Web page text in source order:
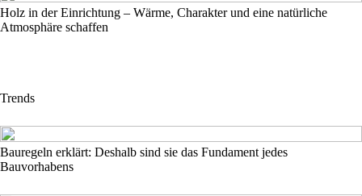
Holz in der Einrichtung – Wärme, Charakter und eine natürliche
Atmosphäre schaffen
Trends
Bauregeln erklärt: Deshalb sind sie das Fundament jedes
Bauvorhabens